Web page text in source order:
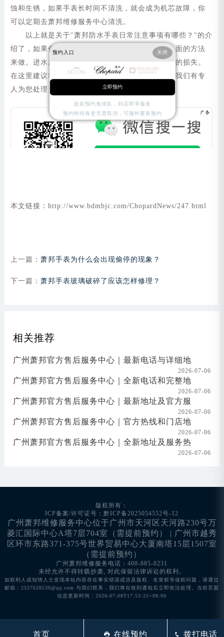
蚀和生锈，如果手表长时间不清洗，就会成为机芯故障，你
可以定期去萧邦维修服务中心清洗。
以上就是关于"萧邦防水手表日常注意事项有哪些？"的介
绍了，如果你的萧邦手表是防水手表，建议按照上面的方法
来做。进水后切记不要自行拆开，以免造成不必要的损失。
在这里建议将进水的手表送到广州萧邦维修中心，我们有专
人为您处理，防止手表影响正常使用。
本文链接：http://www.bdmbjc.com/ChopardNews/247.html
上一篇： 萧邦手表为什么会出现偷停的现象？
下一篇： 萧邦手表玻璃破碎了应该怎样修理？
相关推荐
广州萧邦官方售后服务中心｜最新电话与详细地
2026-07-06
广州萧邦官方售后服务中心｜全新电话和完整地
2026-07-06
广州萧邦官方售后服务中心｜最新地址及官方服
2026-07-06
广州萧邦官方售后服务中心｜官方热线和门店地
2026-07-06
广州萧邦官方售后服务中心｜全新地址及服务热
2026-07-06
版权所有：
ICP备案/许可证号：黔ICP备2025054552号-12
广州萧邦维修服务中心位于广州市天河区天河路230号万
菱汇国际中心A塔7层704室（需提前预约） | 广州市越秀
区环市东路371-375号世界贸易中心大厦南塔15层1507室
（需提前预约）
广州萧邦维修服务电话：400-885-0231
未经允许不得转载抄袭, 对此保留法律诉讼的权利。
如权利人或知情人士发现本站内容存在事实错误或涉及版权、名誉权等侵权问题，请通过
邮箱：2557628530@qq.com 与我们联系，我们将在收到通知后立即依法处理。当前页面
信息更新时间：2026-07-08T17:53:25+08:00
首页 在线预约 拨打电话
预约入口 关闭
立即预约
提前预约免排队，到店即享服务
预约时间有变无需取消，可随时重新预约